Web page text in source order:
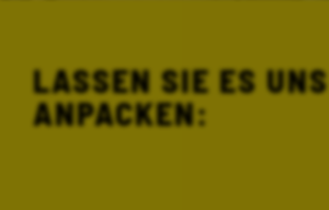
LASSEN SIE ES UNS
ANPACKEN: